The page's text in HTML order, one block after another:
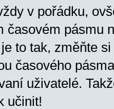
v pořádku,
časovém pásmu
to tak, změňte
časového
uživatelé.
učinit!